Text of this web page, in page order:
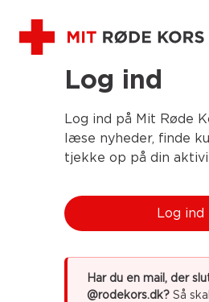
Log ind
Log ind på Mit Røde
læse nyheder, finde
tjekke op på din
Log ind
Har du en mail, der
@rodekors.dk? Så